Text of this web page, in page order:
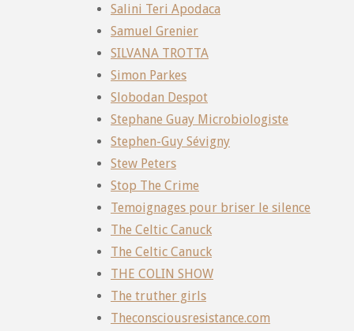
Salini Teri Apodaca
Samuel Grenier
SILVANA TROTTA
Simon Parkes
Slobodan Despot
Stephane Guay Microbiologiste
Stephen-Guy Sévigny
Stew Peters
Stop The Crime
Temoignages pour briser le silence
The Celtic Canuck
The Celtic Canuck
THE COLIN SHOW
The truther girls
Theconsciousresistance.com